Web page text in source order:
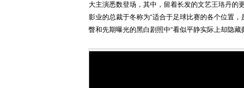
大主演悉数登场，其中，留着长发的文艺王珞丹的
影业的总裁于冬称为“适合于足球比赛的各个位置
瞥和先期曝光的黑白剧照中“看似平静实际上却隐藏